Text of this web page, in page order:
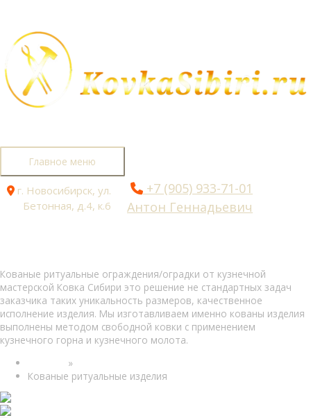
Главное меню
г. Новосибирск, ул.
Бетонная, д.4, к.6
+7 (905) 933-71-01
Антон Геннадьевич
Кованые ритуальные ограждения/оградки от кузнечной
мастерской Ковка Сибири это решение не стандартных задач
заказчика таких уникальность размеров, качественное
исполнение изделия. Мы изготавливаем именно кованы изделия
выполнены методом свободной ковки с применением
кузнечного горна и кузнечного молота.
»
Кованые ритуальные изделия